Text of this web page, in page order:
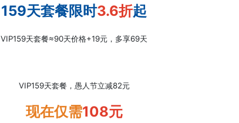
159天套餐限时3.6折起
VIP159天套餐≈90天价格+19元，多享69天
VIP159天套餐，愚人节立减82元
现在仅需108元